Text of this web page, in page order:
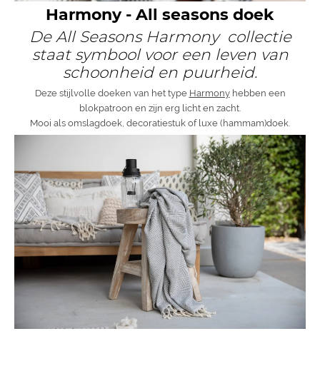
Harmony - All seasons doek
De All Seasons Harmony collectie
staat symbool voor een leven van
schoonheid en puurheid.
Deze stijlvolle doeken van het type Harmonyhebben een
blokpatroon en zijn erg licht en zacht.
Mooi als omslagdoek, decoratiestuk of luxe (hammam)doek.